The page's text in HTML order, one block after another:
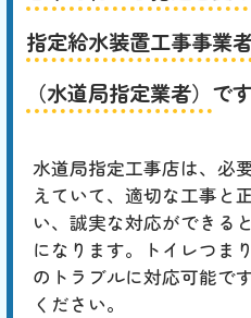
指定給水装置工事事業
（水道局指定業者） です
水道局指定工事店は、必
えていて、適切な工事と
い、誠実な対応ができる
になります。トイレつま
のトラブルに対応可能で
ください。